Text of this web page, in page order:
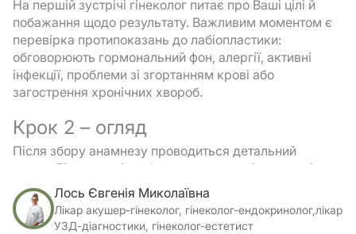
На першій зустрічі гінеколог питає про Ваші цілі й
побажання щодо результату. Важливим моментом є
перевірка протипоказань до лабіопластики:
обговорюють гормональний фон, алергії, активні
інфекції, проблеми зі згортанням крові або
загострення хронічних хвороб.
Крок 2 – огляд
Після збору анамнезу проводиться детальний
огляд. Лікар аналізує форму та симетрію малих і
великих статевих губ, стан слизової та шкіри,
наявність рубців або післяпологових змін. Це
дозволяє точно підібрати метод: класичну операцію
Лось Євгенія Миколаївна
Лікар акушер-гінеколог, гінеколог-ендокринолог,лікар
УЗД-діагностики, гінеколог-естетист